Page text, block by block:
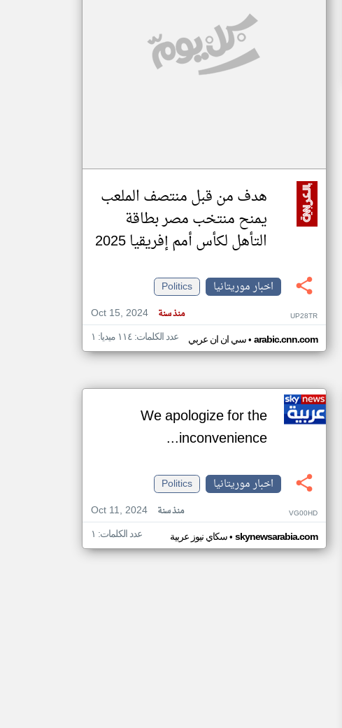
مصادر الأخبار من موريتانيا
هدف من قبل منتصف الملعب
يمنح منتخب مصر بطاقة
التأهل لكأس أمم إفريقيا 2025
اخبار موريتانيا
Politics
Oct 15, 2024
منذ سنة UP28TR
سي ان ان عربي• arabic.cnn.com عدد الكلمات: ١١٤ ميديا: ١
We apologize for the
inconvenience...
اخبار موريتانيا
Politics
Oct 11, 2024
منذ سنة VG00HD
سكاي نيوز عربية• skynewsarabia.com عدد الكلمات: ١